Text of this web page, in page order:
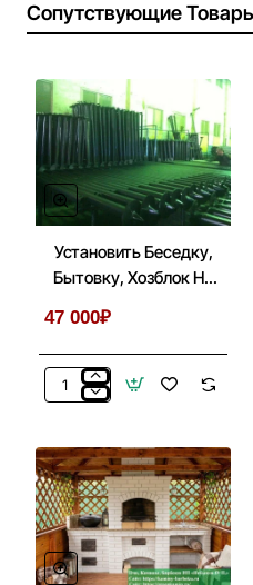
Сопутствующие
Установить Беседку,
Бытовку, Хозблок На
47 000₽
Установить
Хозблок
На
Металлические
Сваи